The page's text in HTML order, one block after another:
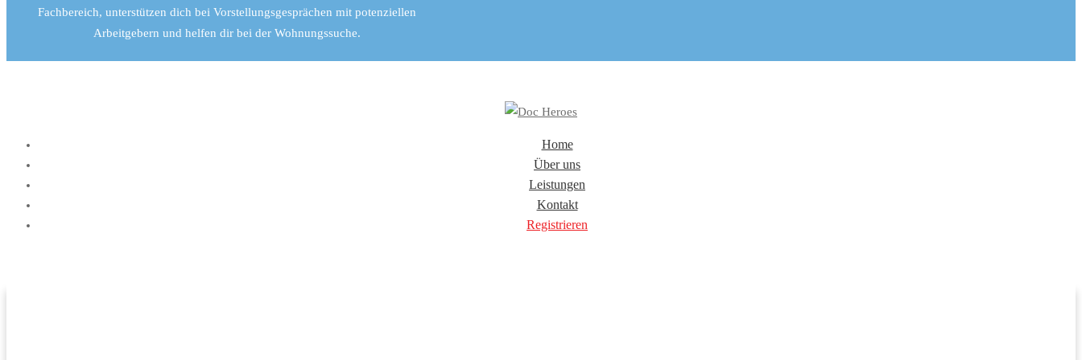
Fachbereich, unterstützen dich bei Vorstellungsgesprächen mit potenziellen
Arbeitgebern und helfen dir bei der Wohnungssuche.
Home
Über uns
Leistungen
Kontakt
Registrieren